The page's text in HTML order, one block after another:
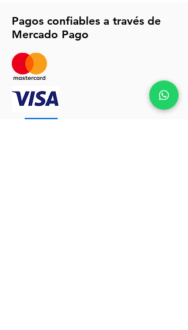
Pagos confiables a través de
Mercado Pago